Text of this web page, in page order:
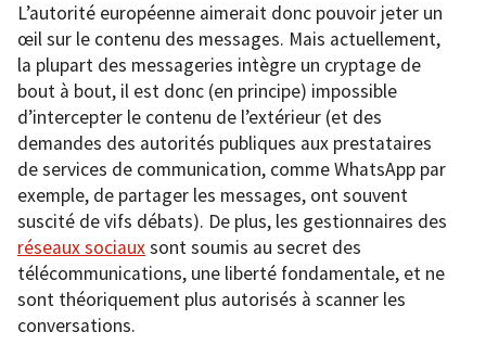
L’autorité européenne aimerait donc pouvoir jeter un
œil sur le contenu des messages. Mais actuellement,
la plupart des messageries intègre un cryptage de
bout à bout, il est donc (en principe) impossible
d’intercepter le contenu de l’extérieur (et des
demandes des autorités publiques aux prestataires
de services de communication, comme WhatsApp par
exemple, de partager les messages, ont souvent
suscité de vifs débats). De plus, les gestionnaires des
réseaux sociauxsont soumis au secret des
télécommunications, une liberté fondamentale, et ne
sont théoriquement plus autorisés à scanner les
conversations.